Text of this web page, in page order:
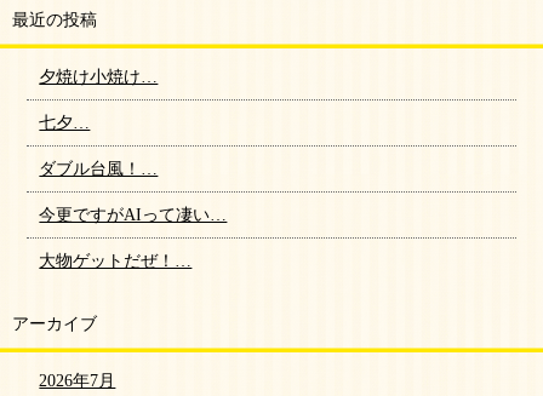
最近の投稿
夕焼け小焼け…
七夕…
ダブル台風！…
今更ですがAIって凄い…
大物ゲットだぜ！…
アーカイブ
2026年7月